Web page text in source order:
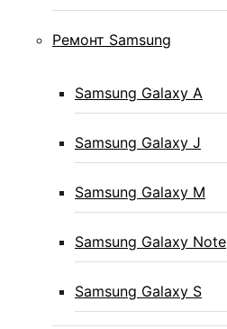
Ремонт Samsung
Samsung Galaxy А
Samsung Galaxy J
Samsung Galaxy M
Samsung Galaxy Note
Samsung Galaxy S